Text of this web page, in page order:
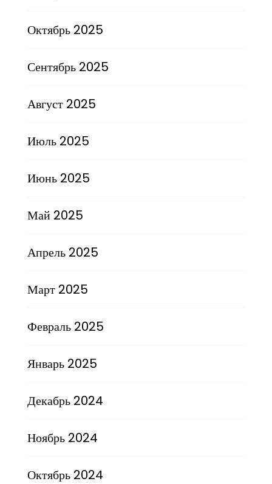
Октябрь 2025
Сентябрь 2025
Август 2025
Июль 2025
Июнь 2025
Май 2025
Апрель 2025
Март 2025
Февраль 2025
Январь 2025
Декабрь 2024
Ноябрь 2024
Октябрь 2024